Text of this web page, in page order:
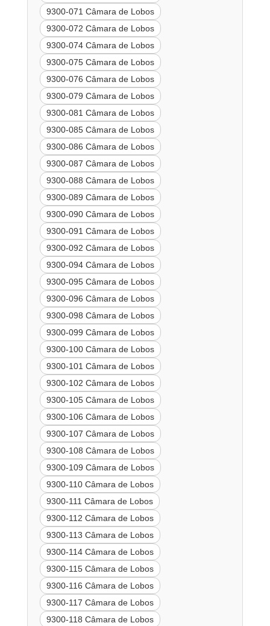
9300-071 Câmara de Lobos
9300-072 Câmara de Lobos
9300-074 Câmara de Lobos
9300-075 Câmara de Lobos
9300-076 Câmara de Lobos
9300-079 Câmara de Lobos
9300-081 Câmara de Lobos
9300-085 Câmara de Lobos
9300-086 Câmara de Lobos
9300-087 Câmara de Lobos
9300-088 Câmara de Lobos
9300-089 Câmara de Lobos
9300-090 Câmara de Lobos
9300-091 Câmara de Lobos
9300-092 Câmara de Lobos
9300-094 Câmara de Lobos
9300-095 Câmara de Lobos
9300-096 Câmara de Lobos
9300-098 Câmara de Lobos
9300-099 Câmara de Lobos
9300-100 Câmara de Lobos
9300-101 Câmara de Lobos
9300-102 Câmara de Lobos
9300-105 Câmara de Lobos
9300-106 Câmara de Lobos
9300-107 Câmara de Lobos
9300-108 Câmara de Lobos
9300-109 Câmara de Lobos
9300-110 Câmara de Lobos
9300-111 Câmara de Lobos
9300-112 Câmara de Lobos
9300-113 Câmara de Lobos
9300-114 Câmara de Lobos
9300-115 Câmara de Lobos
9300-116 Câmara de Lobos
9300-117 Câmara de Lobos
9300-118 Câmara de Lobos